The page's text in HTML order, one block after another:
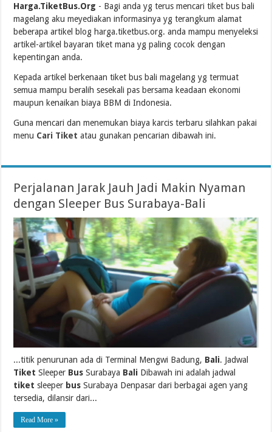
Harga.TiketBus.Org - Bagi anda yg terus mencari tiket bus bali
magelang aku meyediakan informasinya yg terangkum alamat
beberapa artikel blog harga.tiketbus.org. anda mampu menyeleksi
artikel-artikel bayaran tiket mana yg paling cocok dengan
kepentingan anda.
Kepada artikel berkenaan tiket bus bali magelang yg termuat
semua mampu beralih sesekali pas bersama keadaan ekonomi
maupun kenaikan biaya BBM di Indonesia.
Guna mencari dan menemukan biaya karcis terbaru silahkan pakai
menu Cari Tiket atau gunakan pencarian dibawah ini.
Perjalanan Jarak Jauh Jadi Makin Nyaman
dengan Sleeper Bus Surabaya-Bali
...titik penurunan ada di Terminal Mengwi Badung, Bali. Jadwal
Tiket Sleeper Bus Surabaya Bali Dibawah ini adalah jadwal
tiket sleeper bus Surabaya Denpasar dari berbagai agen yang
tersedia, dilansir dari...
Read More »